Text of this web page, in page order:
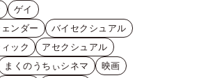
ゲイ
ンダー
バイセクシュアル
ック
アセクシュアル
まくのうちぃシネマ
映画